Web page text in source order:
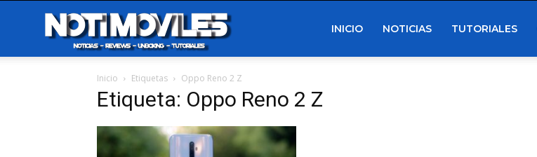
INICIO NOTICIAS TUTORIALES
Inicio Etiquetas Oppo Reno 2 Z
Etiqueta: Oppo Reno 2 Z